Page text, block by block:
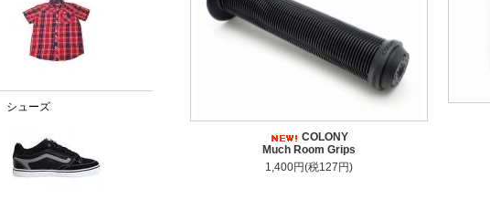
シューズ
COLONY
Much Room Grips
1,400円(税127円)